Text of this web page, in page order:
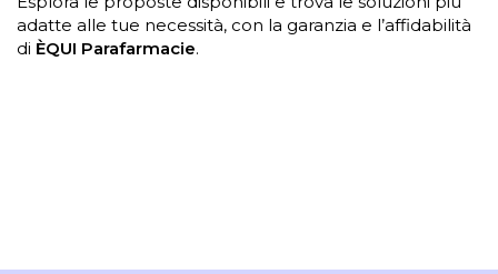
adatte alle tue necessità, con la garanzia e l’affidabilità
di ÈQUI Parafarmacie.